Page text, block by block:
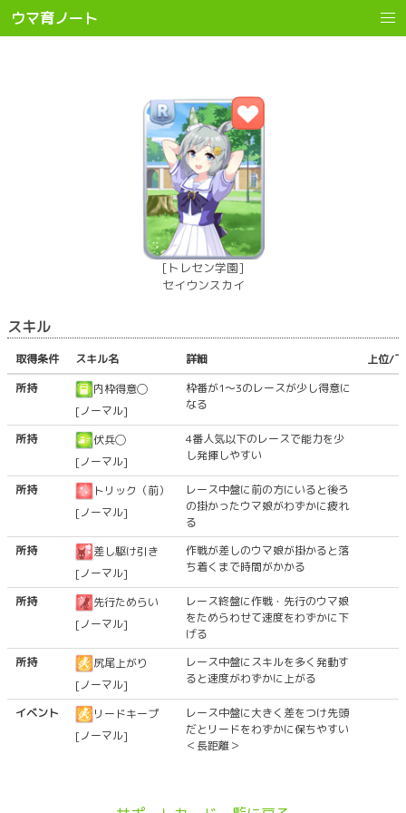
ウマ育ノート
[トレセン学園]
セイウンスカイ
スキル
取得条件 スキル名 詳細
上位/
所持
内枠得意◯
[ノーマル]
枠番が1〜3のレースが少し得意に
なる
所持
伏兵◯
[ノーマル]
4番人気以下のレースで能力を少
し発揮しやすい
所持
トリック（前）
[ノーマル]
レース中盤に前の方にいると後ろ
の掛かったウマ娘がわずかに疲れ
る
所持
差し駆け引き
[ノーマル]
作戦が差しのウマ娘が掛かると落
ち着くまで時間がかかる
所持
先行ためらい
[ノーマル]
レース終盤に作戦・先行のウマ娘
をためらわせて速度をわずかに下
げる
所持
尻尾上がり
[ノーマル]
レース中盤にスキルを多く発動す
ると速度がわずかに上がる
イベント
リードキープ
[ノーマル]
レース中盤に大きく差をつけ先頭
だとリードをわずかに保ちやすい
＜長距離＞